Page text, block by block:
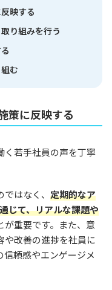
映する
り組みを行う
む
策に反映する
く若手社員の声を丁寧
はなく、 定期的なア
じて、リアルな課題や
が重要です。また、意
や改善の進捗を社員に
頼感やエンゲージメ